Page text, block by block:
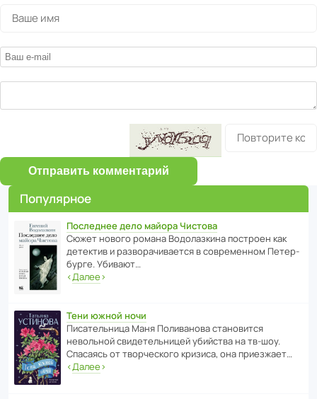
Отправить комментарий
Популярное
Последнее дело майора Чистова
Сюжет нового романа Водо­ла­з­кина пост­роен как
дете­ктив и разво­ра­чи­ва­ется в совре­менном Пете­р­
бурге. Убивают…
‹Далее›
Тени южной ночи
Писа­тель­ница Маня Поли­ва­нова стано­вится
невольной свиде­тель­ницей убийства на тв-шоу.
Спасаясь от твор­че­с­кого кризиса, она приезжает…
‹Далее›